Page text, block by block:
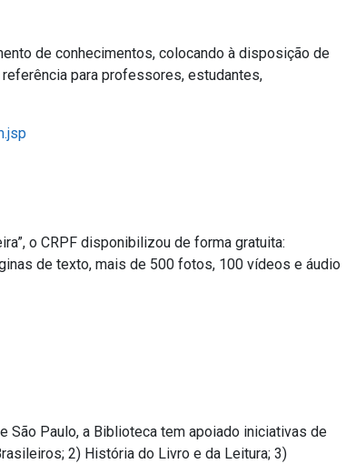
de conhecimentos, colocando à disposição de
para professores, estudantes,
o CRPF disponibilizou de forma gratuita:
de texto, mais de 500 fotos, 100 vídeos e áudio
São Paulo, a Biblioteca tem apoiado iniciativas de
2) História do Livro e da Leitura; 3)